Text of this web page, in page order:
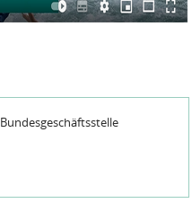
Bundesgeschäftsstelle